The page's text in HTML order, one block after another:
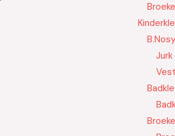
B.Nosy
Jurk
Vest